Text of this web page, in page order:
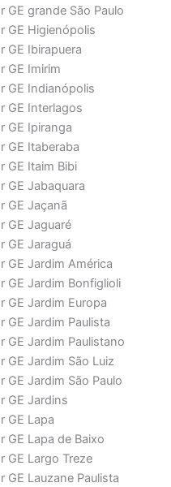
GE grande São Paulo
GE Higienópolis
GE Ibirapuera
GE Imirim
GE Indianópolis
GE Interlagos
GE Ipiranga
GE Itaberaba
GE Itaim Bibi
GE Jabaquara
GE Jaçanã
GE Jaguaré
GE Jaraguá
GE Jardim América
GE Jardim Bonfiglioli
GE Jardim Europa
GE Jardim Paulista
GE Jardim Paulistano
GE Jardim São Luiz
GE Jardim São Paulo
GE Jardins
GE Lapa
GE Lapa de Baixo
GE Largo Treze
GE Lauzane Paulista